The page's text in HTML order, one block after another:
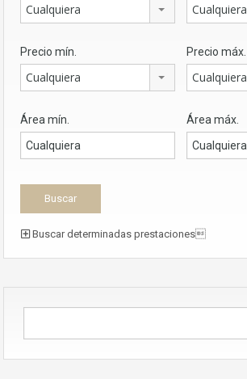
Cualquiera Cualquiera
Precio mín.
Cualquiera
Precio máx.
Cualquiera
Área mín. Área máx.
Buscar determinadas prestaciones